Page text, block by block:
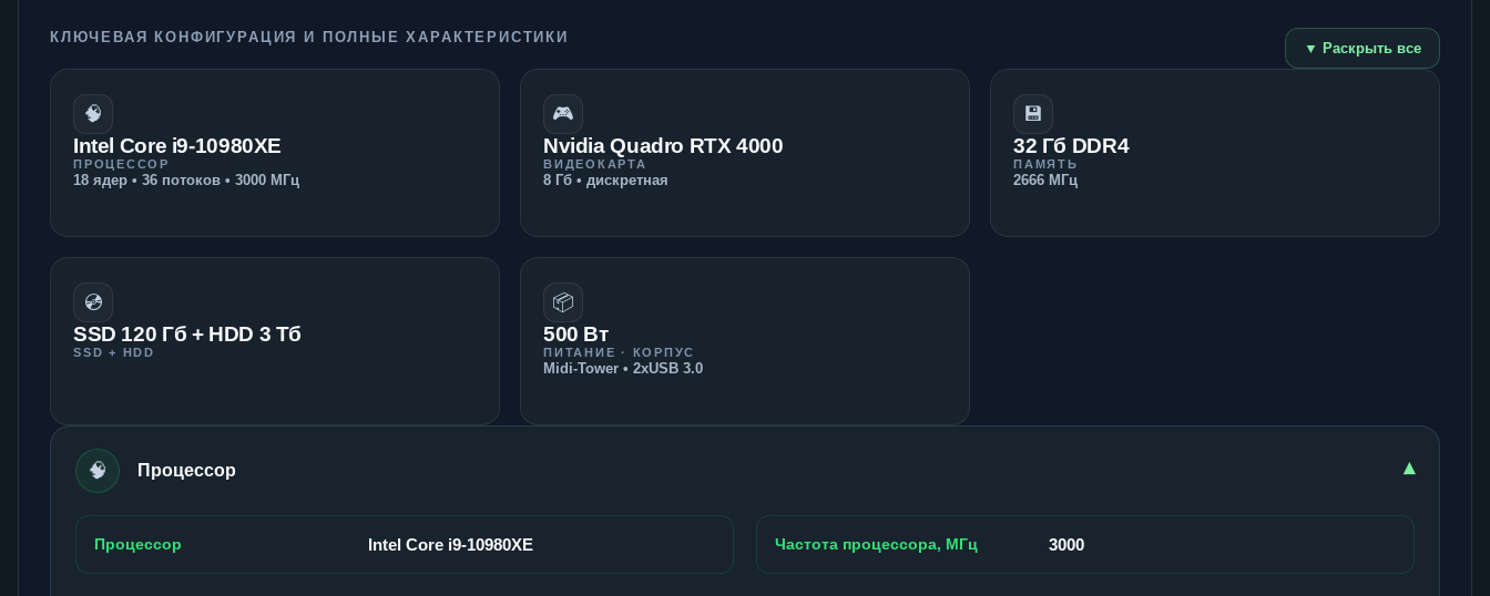
КЛЮЧЕВАЯ КОНФИГУРАЦИЯ И ПОЛНЫЕ ХАРАКТЕРИСТИКИ
▼ Раскрыть все
🧠
Intel Core i9-10980XE
ПРОЦЕССОР
18 ядер • 36 потоков • 3000 МГц
🎮
Nvidia Quadro RTX 4000
ВИДЕОКАРТА
8 Гб • дискретная
💾
32 Гб DDR4
ПАМЯТЬ
2666 МГц
💿
SSD 120 Гб + HDD 3 Тб
SSD + HDD
📦
500 Вт
ПИТАНИЕ · КОРПУС
Midi-Tower • 2xUSB 3.0
🧠 Процессор ▾
Процессор Intel Core i9-10980XE Частота процессора, МГц 3000